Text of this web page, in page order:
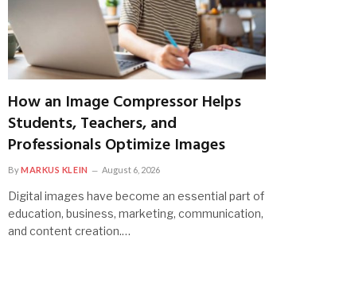
How an Image Compressor Helps
Students, Teachers, and
Professionals Optimize Images
ByMARKUS KLEIN August 6, 2026
Digital images have become an essential part of
education, business, marketing, communication,
and content creation.…